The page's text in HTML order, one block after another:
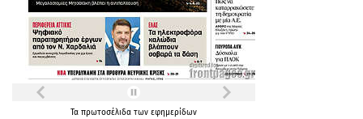
Τα πρωτοσέλιδα των εφημερίδων